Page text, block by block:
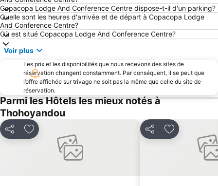
Copacopa Lodge And Conference Centre dispose-t-il d'un parking?
Quelle sont les heures d'arrivée et de départ à Copacopa Lodge
And Conference Centre?
Où est situé Copacopa Lodge And Conference Centre?
Voir plus
Les prix et les disponibilités que nous recevons des sites de
réservation changent constamment. Par conséquent, il se peut que
l’offre affichée sur trivago ne soit pas la même que celle du site de
réservation.
Parmi les Hôtels les mieux notés à
Thohoyandou
PartagerAjouter à mes favoris PartagerAjouter à